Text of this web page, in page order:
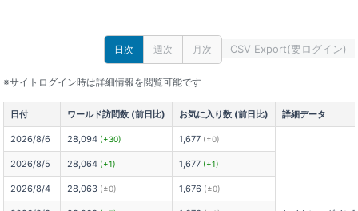
日次 週次 月次 CSV Export(要ログイン)
※サイトログイン時は詳細情報を閲覧可能です
日付 ワールド訪問数 (前日比) お気に入り数 (前日比) 詳細データ
2026/8/6 28,094 (+30) 1,677 (±0)
2026/8/5 28,064 (+1) 1,677 (+1)
2026/8/4 28,063 (±0) 1,676 (±0)